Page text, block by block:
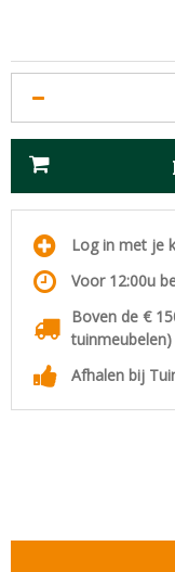
Log in met je
Voor 12:00u
Boven de €
tuinmeubelen)
Afhalen bij